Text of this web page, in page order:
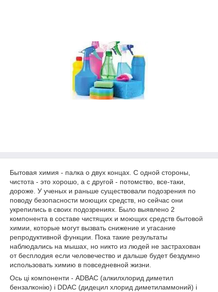
Бытовая химия - палка о двух концах. С одной стороны,
чистота - это хорошо, а с другой - потомство, все-таки,
дороже. У ученых и раньше существовали подозрения по
поводу безопасности моющих средств, но сейчас они
укрепились в своих подозрениях. Было выявлено 2
компонента в составе чистящих и моющих средств бытовой
химии, которые могут вызвать снижение и угасание
репродуктивной функции. Пока такие результаты
наблюдались на мышах, но никто из людей не застрахован
от бесплодия если человечество и дальше будет бездумно
использовать химию в повседневной жизни.
Ось ці компоненти - ADBAC (алкилхлорид диметил
бензалконію) і DDAC (дидецил хлорид диметиламмоний) і